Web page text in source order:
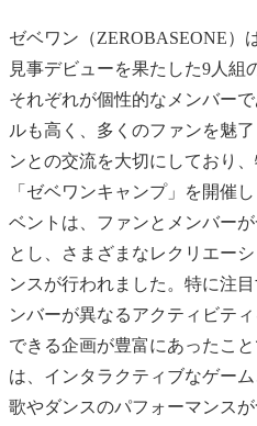
ゼベワン（ZEROBASEONE）
見事デビューを果たした9人組
それぞれが個性的なメンバー
ルも高く、多くのファンを魅
ンとの交流を大切にしており
「ゼベワンキャンプ」を開催
ベントは、ファンとメンバー
とし、さまざまなレクリエー
ンスが行われました。特に注
ンバーが異なるアクティビテ
できる企画が豊富にあったこ
は、インタラクティブなゲー
歌やダンスのパフォーマンス